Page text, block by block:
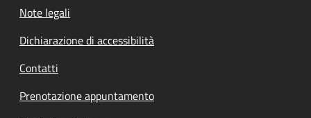
Note legali
Dichiarazione di accessibilità
Contatti
Prenotazione appuntamento